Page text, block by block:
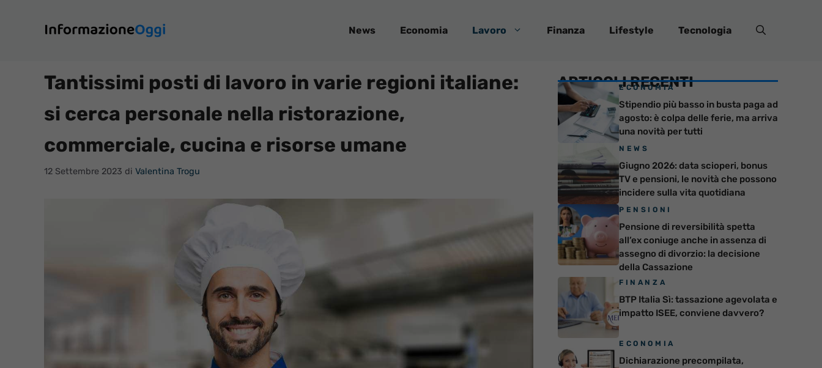
contenuto
News Economia Lavoro Finanza Lifestyle Tecnologia
Tantissimi posti di lavoro in varie regioni italiane:
si cerca personale nella ristorazione,
commerciale, cucina e risorse umane
12 Settembre 2023 di Valentina Trogu
ARTICOLI RECENTI
ECONOMIA
Stipendio più basso in busta paga ad
agosto: è colpa delle ferie, ma arriva
una novità per tutti
NEWS
Giugno 2026: data scioperi, bonus
TV e pensioni, le novità che possono
incidere sulla vita quotidiana
PENSIONI
Pensione di reversibilità spetta
all’ex coniuge anche in assenza di
assegno di divorzio: la decisione
della Cassazione
FINANZA
BTP Italia Sì: tassazione agevolata e
impatto ISEE, conviene davvero?
ECONOMIA
Dichiarazione precompilata,